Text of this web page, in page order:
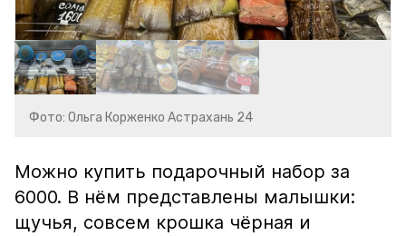
Фото: Ольга Корженко Астрахань 24
Можно купить подарочный набор за
6000. В нём представлены малышки:
щучья, совсем крошка чёрная и